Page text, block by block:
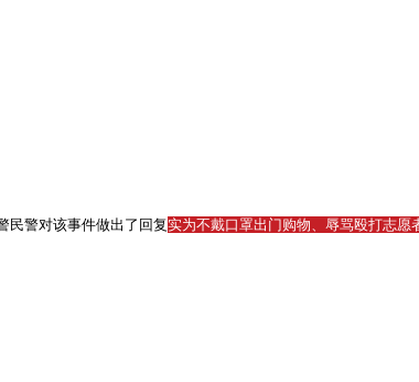
民警对该事件做出了回复实为不戴口罩出门购物、辱骂殴打志愿